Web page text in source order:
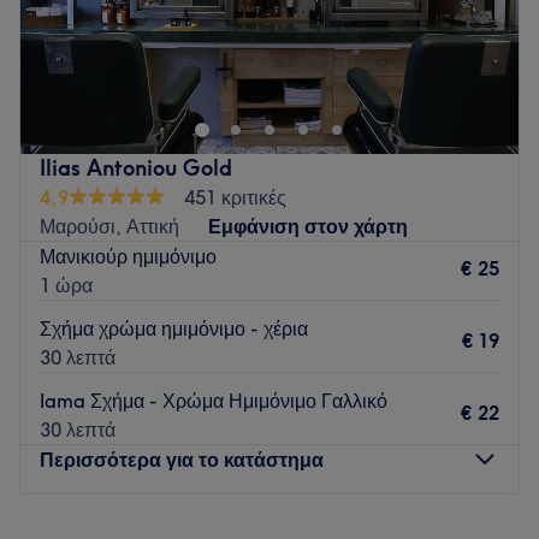
Τα Μελίσσια εγκαινίασαν το δικό τους Nails 4 You τον
Σεπτέμβριο του 2021. Μία επιτυχημένη αλυσίδα ομορφιάς
και περιποίησης, η οποία έχει συνεχή πορεία και ανάπτυξη
στο χώρο περιποίησης των άκρων από το 2017. Στόχος μας
είναι να προσφέρουμε ολοκληρωμένες υπηρεσίες
περιποίησης και ομορφιάς με γνώμονα την μέγιστη
ποιότητα, την αξιοπιστία και την εξυπηρέτηση για ένα
εγγυημένο και άμεμπτο αποτέλεσμα.
Ilias Antoniou Gold
4,9
451 κριτικές
Μαρούσι, Αττική
Εμφάνιση στον χάρτη
Μανικιούρ ημιμόνιμο
1 ώρα
€ 25
Σχήμα χρώμα ημιμόνιμο - χέρια
30 λεπτά
€ 19
Iama Σχήμα - Χρώμα Ημιμόνιμο Γαλλικό
30 λεπτά
€ 22
Περισσότερα για το κατάστημα